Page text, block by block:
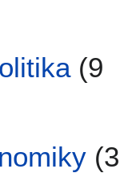
(9
(3